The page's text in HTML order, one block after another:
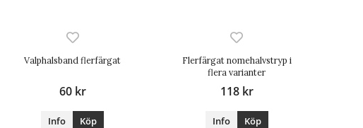
Valphalsband flerfärgat
60 kr
Info Köp
Flerfärgat nomehalvstryp i
flera varianter
118 kr
Info Köp